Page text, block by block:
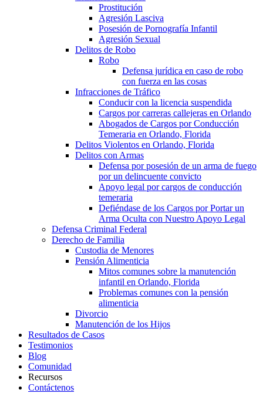
Prostitución
Agresión Lasciva
Posesión de Pornografía Infantil
Agresión Sexual
Delitos de Robo
Robo
Defensa jurídica en caso de robo
con fuerza en las cosas
Infracciones de Tráfico
Conducir con la licencia suspendida
Cargos por carreras callejeras en Orlando
Abogados de Cargos por Conducción
Temeraria en Orlando, Florida
Delitos Violentos en Orlando, Florida
Delitos con Armas
Defensa por posesión de un arma de fuego
por un delincuente convicto
Apoyo legal por cargos de conducción
temeraria
Defiéndase de los Cargos por Portar un
Arma Oculta con Nuestro Apoyo Legal
Defensa Criminal Federal
Derecho de Familia
Custodia de Menores
Pensión Alimenticia
Mitos comunes sobre la manutención
infantil en Orlando, Florida
Problemas comunes con la pensión
alimenticia
Divorcio
Manutención de los Hijos
Resultados de Casos
Testimonios
Blog
Comunidad
Recursos
Contáctenos